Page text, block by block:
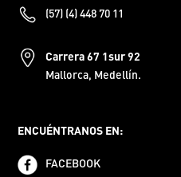
(57) (4) 448 70 11
Carrera 67 1sur 92
Mallorca, Medellín.
ENCUÉNTRANOS EN:
FACEBOOK